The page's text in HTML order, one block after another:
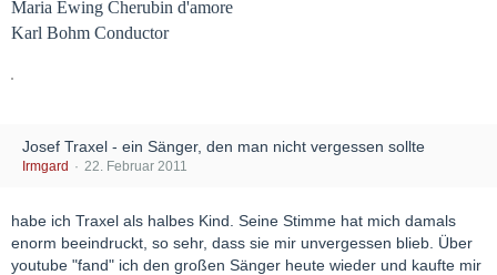
Maria Ewing Cherubin d'amore
Karl Bohm Conductor
Josef Traxel - ein Sänger, den man nicht vergessen sollte
Irmgard 22. Februar 2011
habe ich Traxel als halbes Kind. Seine Stimme hat mich damals
enorm beeindruckt, so sehr, dass sie mir unvergessen blieb. Über
youtube "fand" ich den großen Sänger heute wieder und kaufte mir